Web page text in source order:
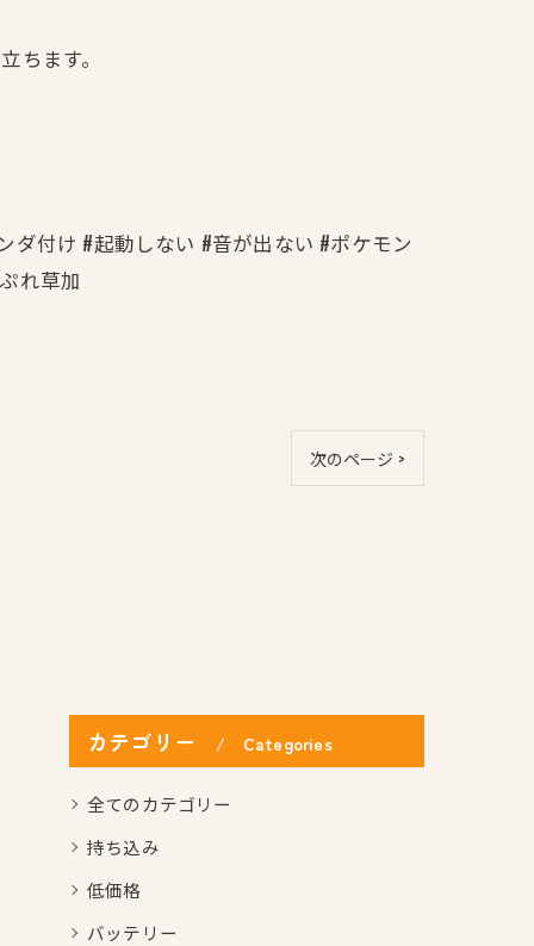
ちます。
ダ付け #起動しない #音が出ない #ポケモン
れ草加
次のページ >
カテゴリー Categories
全てのカテゴリー
持ち込み
低価格
バッテリー